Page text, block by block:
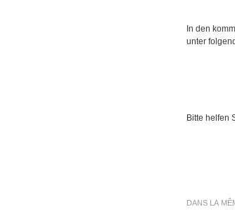
In den
unter
Bitte helfen
DANS LA